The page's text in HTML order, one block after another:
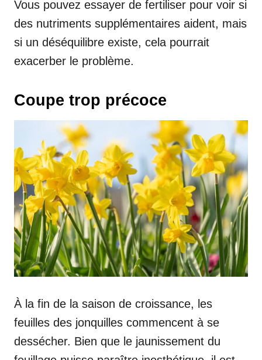
Vous pouvez essayer de fertiliser pour voir si
des nutriments supplémentaires aident, mais
si un déséquilibre existe, cela pourrait
exacerber le problème.
Coupe trop précoce
À la fin de la saison de croissance, les
feuilles des jonquilles commencent à se
dessécher. Bien que le jaunissement du